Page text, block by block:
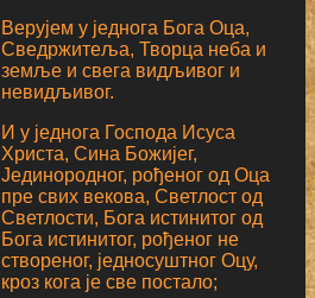
Верујем у једнога Бога Оца,
Сведржитеља, Творца неба и
земље и свега видљивог и
невидљивог.
И у једнога Господа Исуса
Христа, Сина Божијег,
Јединородног, рођеног од Оца
пре свих векова, Светлост од
Светлости, Бога истинитог од
Бога истинитог, рођеног не
створеног, једносуштног Оцу,
кроз кога је све постало;